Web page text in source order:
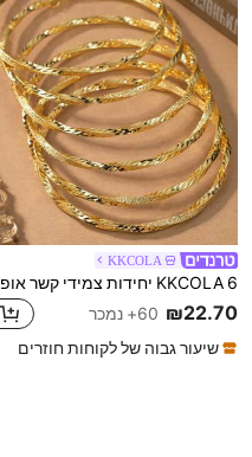
KKCOLA
₪22.70 60+ נמכר
שיעור גבוה של לקוחות חוזרים